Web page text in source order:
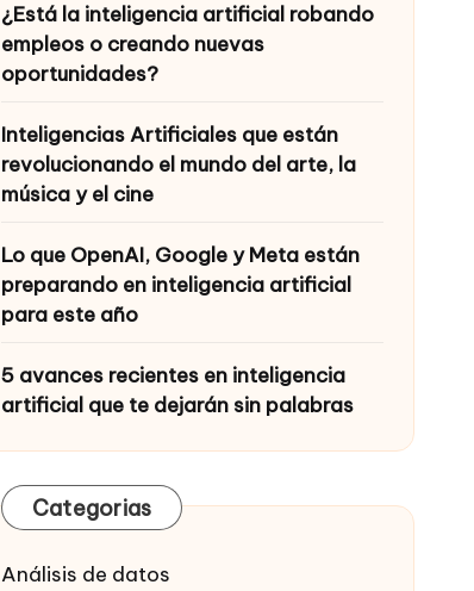
¿Está la inteligencia artificial robando
empleos o creando nuevas
oportunidades?
Inteligencias Artificiales que están
revolucionando el mundo del arte, la
música y el cine
Lo que OpenAI, Google y Meta están
preparando en inteligencia artificial
para este año
5 avances recientes en inteligencia
artificial que te dejarán sin palabras
Categorias
Análisis de datos